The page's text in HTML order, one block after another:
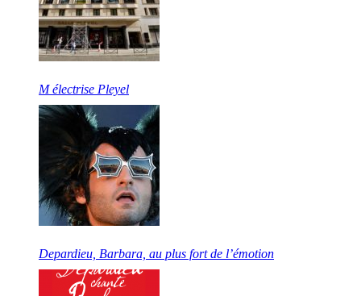
M électrise Pleyel
Depardieu, Barbara, au plus fort de l’émotion